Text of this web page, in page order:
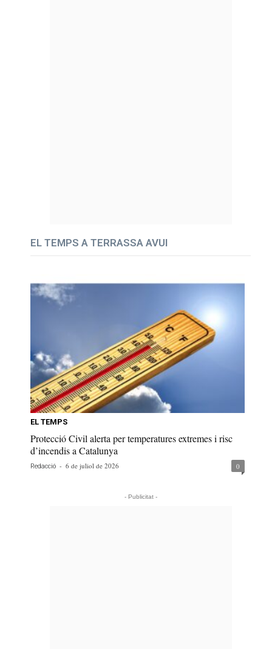
EL TEMPS A TERRASSA AVUI
EL TEMPS
Protecció Civil alerta per temperatures extremes i risc
d’incendis a Catalunya
Redacció - 6 de juliol de 2026 0
- Publicitat -